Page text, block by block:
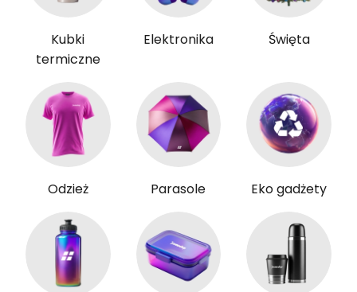
Kubki
termiczne
Elektronika Święta
Odzież Parasole Eko gadżety